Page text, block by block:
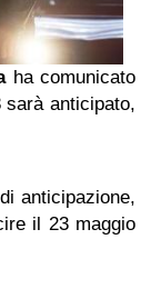
ha comunicato
anticipato,
anticipazione,
il 23 maggio